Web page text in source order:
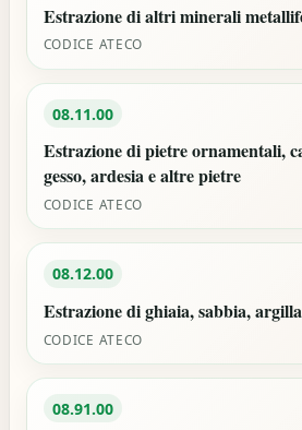
Estrazione di altri minerali
CODICE ATECO
08.11.00
Estrazione di pietre ornamentali,
gesso, ardesia e altre pietre
CODICE ATECO
08.12.00
Estrazione di ghiaia, sabbia,
CODICE ATECO
08.91.00